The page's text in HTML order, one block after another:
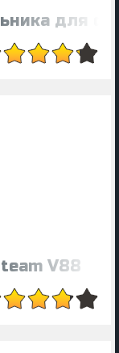
для
V88